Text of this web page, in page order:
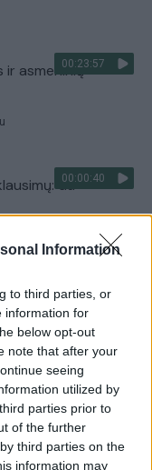
Information
to third parties, or
information for
below opt-out
note that after your
seeing
utilized by
parties prior to
of the further
third parties on the
information may
00:23:57
ir asmeninių
00:00:40
du
00:00:30
r.: dviejų moterų ir